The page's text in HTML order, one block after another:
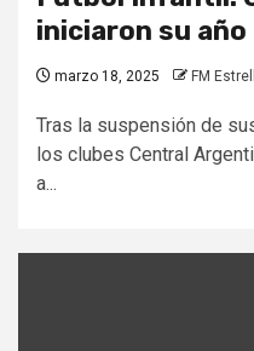
iniciaron su año
marzo 18, 2025 FM
Tras la suspensión de
los clubes Central
a...